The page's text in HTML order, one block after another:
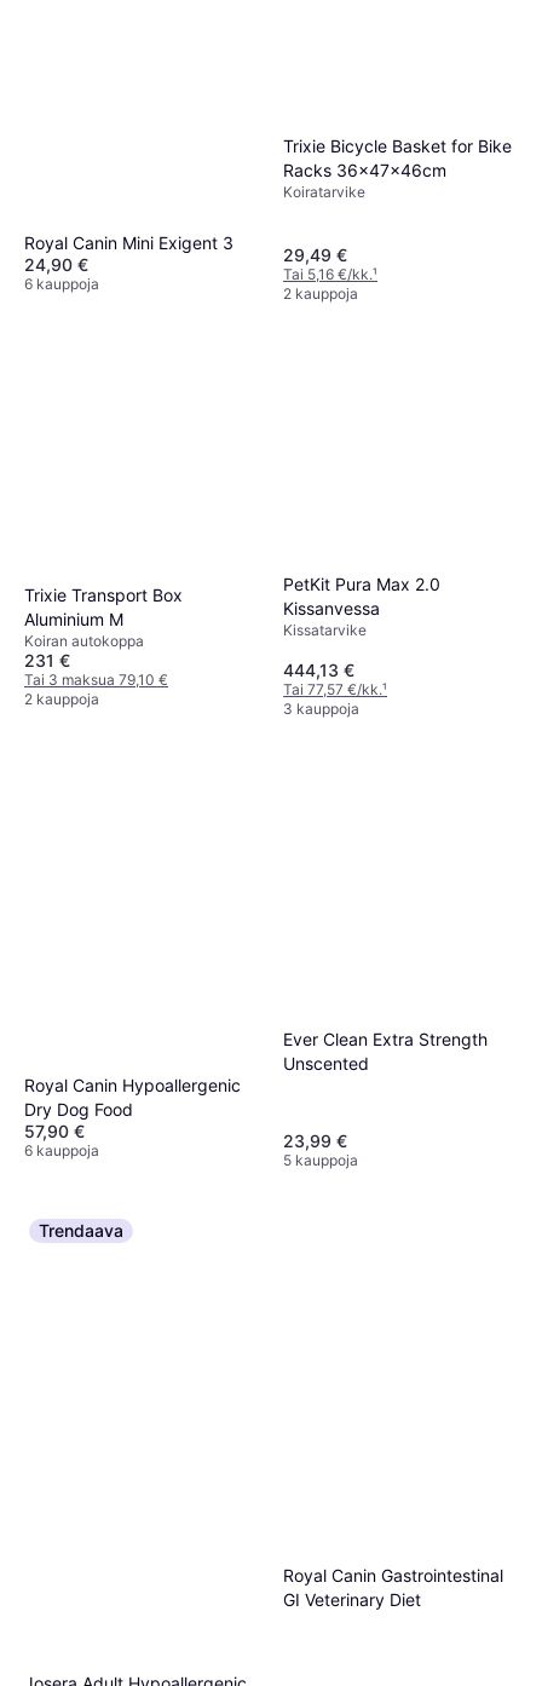
Royal Canin Mini Exigent 3
24,90 €
6 kauppoja
Trixie Bicycle Basket for Bike
Racks 36x47x46cm
Koiratarvike
29,49 €
Tai 5,16 €/kk.¹
2 kauppoja
Trixie Transport Box
Aluminium M
Koiran autokoppa
231 €
Tai 3 maksua 79,10 €
2 kauppoja
PetKit Pura Max 2.0
Kissanvessa
Kissatarvike
444,13 €
Tai 77,57 €/kk.¹
3 kauppoja
Royal Canin Hypoallergenic
Dry Dog Food
57,90 €
6 kauppoja
Ever Clean Extra Strength
Unscented
23,99 €
5 kauppoja
Trendaava
Royal Canin Gastrointestinal
GI Veterinary Diet